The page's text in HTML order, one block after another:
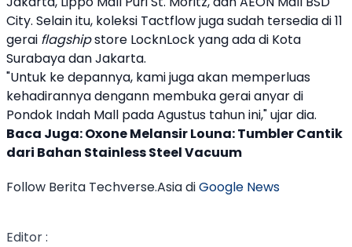
City. Selain itu, koleksi Tactflowjuga sudah tersedia di 11
gerai flagshipstore LocknLock yang ada di Kota
Surabaya dan Jakarta.
"Untuk ke depannya, kami juga akan memperluas
kehadirannya dengann membuka gerai anyar di
Pondok Indah Mall pada Agustus tahun ini," ujar dia.
Baca Juga:Oxone Melansir Louna: Tumbler Cantik
dari Bahan Stainless Steel Vacuum
Follow Berita Techverse.Asia diGoogle News
Editor :